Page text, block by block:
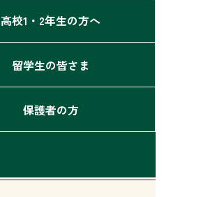
高校1・2年生の方へ
留学生の皆さま
保護者の方